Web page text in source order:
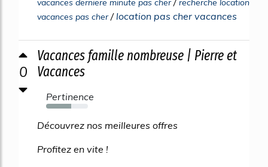
vacances pas cher/ location pas cher vacances
0
Vacances famille nombreuse | Pierre et
Vacances
Pertinence
60%
Découvrez nos meilleures offres
Profitez en vite !